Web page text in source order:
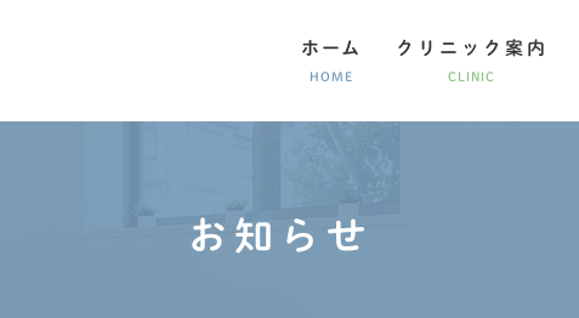
ホーム
HOME
クリニック案内
CLINIC
お知らせ